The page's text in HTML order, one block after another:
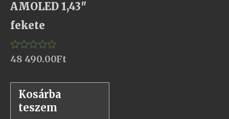
AMOLED 1,43″
fekete
Értékelés:
5
48 490.00Ft
Kosárba
teszem